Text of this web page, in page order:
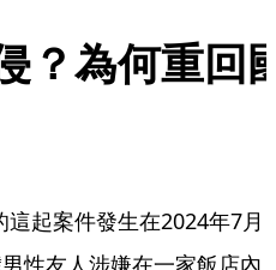
？為何重回
起案件發生在2024年7月
性友人涉嫌在一家飯店內